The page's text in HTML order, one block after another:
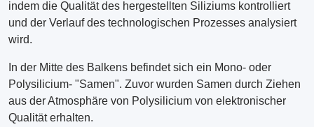
indem die Qualität des hergestellten Siliziums kontrolliert
und der Verlauf des technologischen Prozesses analysiert
wird.
In der Mitte des Balkens befindet sich ein Mono- oder
Polysilicium- "Samen". Zuvor wurden Samen durch Ziehen
aus der Atmosphäre von Polysilicium von elektronischer
Qualität erhalten.